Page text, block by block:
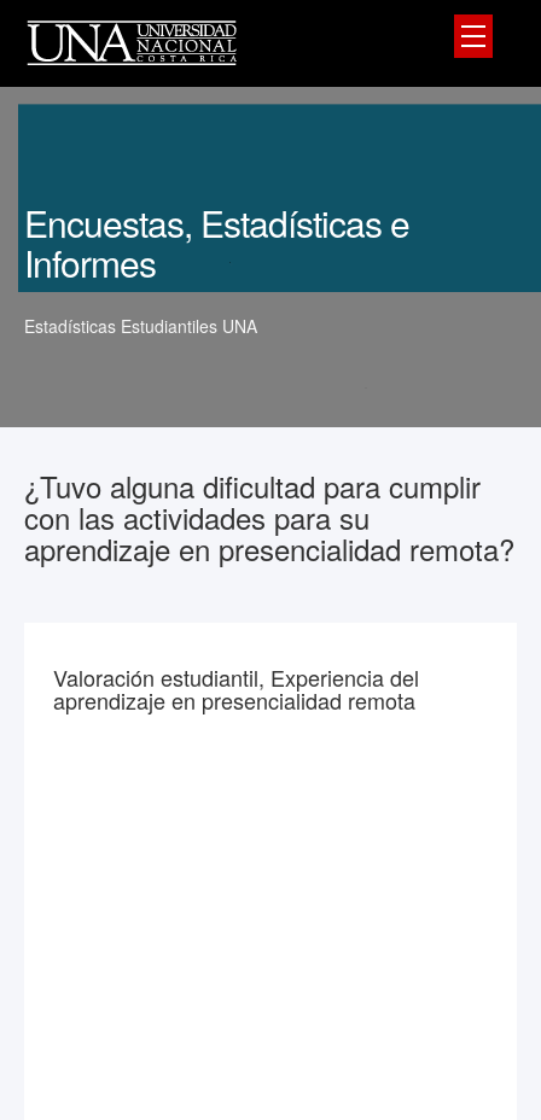
Encuestas, Estadísticas e
Informes
Estadísticas Estudiantiles UNA
¿Tuvo alguna dificultad para cumplir
con las actividades para su
aprendizaje en presencialidad remota?
Valoración estudiantil, Experiencia del
aprendizaje en presencialidad remota